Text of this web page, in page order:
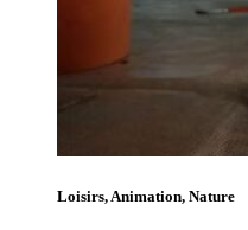
Loisirs, Animation, Nature